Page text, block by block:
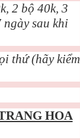
2 bộ 40k, 3
ngày sau khi
thứ (hãy kiểm
HOA